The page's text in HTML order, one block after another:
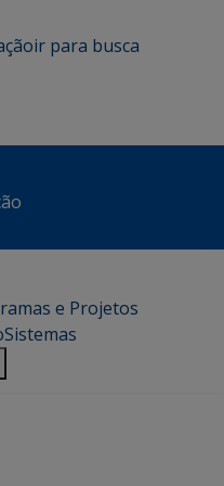
ir para busca
e Projetos
Sistemas